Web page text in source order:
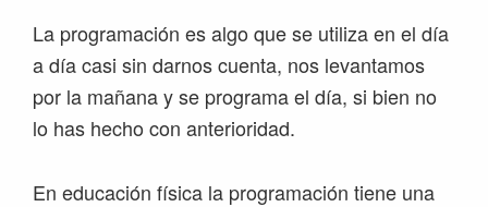
La programación es algo que se utiliza en el día
a día casi sin darnos cuenta, nos levantamos
por la mañana y se programa el día, si bien no
lo has hecho con anterioridad.
En educación física la programación tiene una